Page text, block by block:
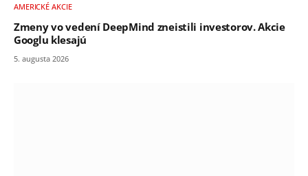
AMERICKÉ AKCIE
Zmeny vo vedení DeepMind zneistili investorov. Akcie
Googlu klesajú
5. augusta 2026